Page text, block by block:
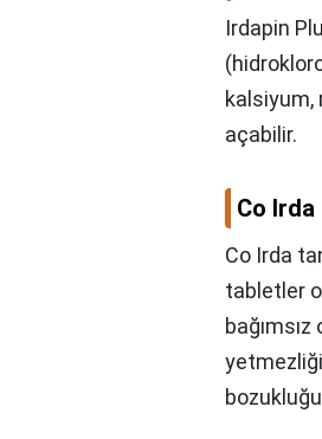
Irdapin
kalsiyum,
açabilir.
Co Irda
Co Irda
tabletler